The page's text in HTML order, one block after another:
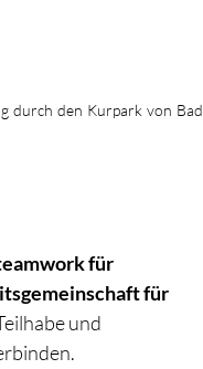
durch den Kurpark von Bad
für
für
und